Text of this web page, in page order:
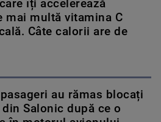
îți accelerează
mai multă vitamina C
Câte calorii are de
au rămas blocați
Salonic după ce o